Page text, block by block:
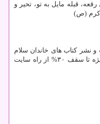
قبله مایل به تو، تحیر و
اکرم (ص)
و نشر کتاب های خاندان سلام
الله علیهم افتخاری برای مجموعه‌ی نشر شهید کاظمی به حساب می آید. به این امید که مقبول آستان مقدس خاندان عصمت و طهارت باشد. علاقه مندان جهت تهیه کتب می توانند با شرایط ویژه تا سقف ۳۰% از راه سایت